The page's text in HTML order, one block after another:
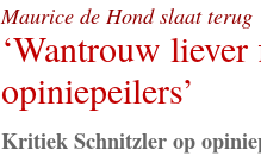
Maurice de Hond slaat terug
‘Wantrouw
opiniepeilers’
Kritiek Schnitzler op